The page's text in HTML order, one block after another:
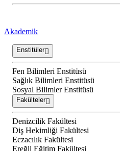
Akademik
Enstitüler
Fen Bilimleri Enstitüsü
Sağlık Bilimleri Enstitüsü
Sosyal Bilimler Enstitüsü
Fakülteler
Denizcilik Fakültesi
Diş Hekimliği Fakültesi
Eczacılık Fakültesi
Ereğli Eğitim Fakültesi